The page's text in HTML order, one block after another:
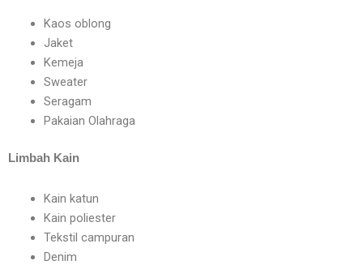
Kaos oblong
Jaket
Kemeja
Sweater
Seragam
Pakaian Olahraga
Limbah Kain
Kain katun
Kain poliester
Tekstil campuran
Denim